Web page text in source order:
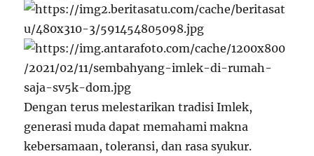
Dengan terus melestarikan tradisi Imlek,
generasi muda dapat memahami makna
kebersamaan, toleransi, dan rasa syukur.